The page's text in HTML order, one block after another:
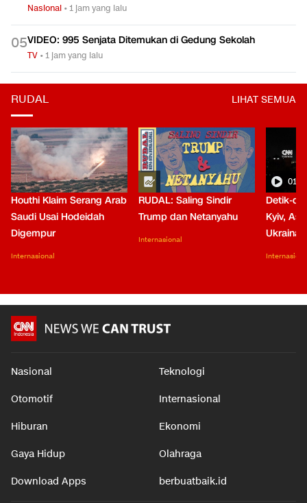
Nasional •1 jam yang lalu
05VIDEO: 995 Senjata Ditemukan di Gedung Sekolah
TV •1 jam yang lalu
RUDAL LIHAT SEMUA
Houthi Klaim Serang Arab
Saudi Usai Hodeidah
Digempur
Internasional
RUDAL: Saling Sindir
Trump dan Netanyahu
Internasional
Detik-
Kyiv,
Ukraina
Nasional Teknologi
Otomotif Internasional
Hiburan Ekonomi
Gaya Hidup Olahraga
Download Apps berbuatbaik.id